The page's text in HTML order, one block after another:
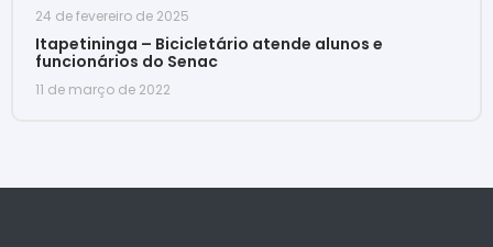
24 de fevereiro de 2025
Itapetininga – Bicicletário atende alunos e
funcionários do Senac
11 de março de 2022